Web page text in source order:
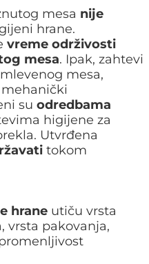
mesa nije
hrane.
vreme održivosti
mesa. Ipak, zahtevi
mesa,
su odredbama
higijene za
Utvrđena
tokom
hrane utiču vrsta
vrsta pakovanja,